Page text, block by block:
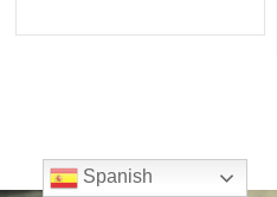
Spanish